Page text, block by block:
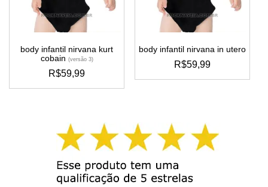
escolhidas
na
página
produto
escolhidas
na
página
produto
body infantil nirvana kurt
cobain (versão 3)
R$59,99
este
várias
variantes.
as
opções
podem
body infantil nirvana in utero
R$59,99
este
variantes.
as
opções
ser